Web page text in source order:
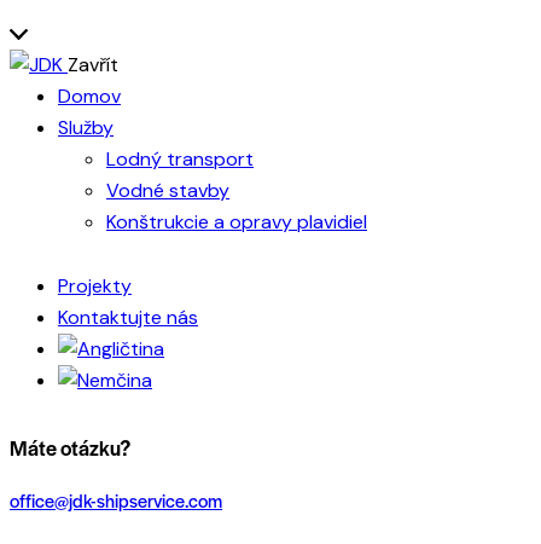
Zavřít
Domov
Služby
Lodný transport
Vodné stavby
Konštrukcie a opravy plavidiel
Projekty
Kontaktujte nás
Máte otázku?
office@jdk-shipservice.com